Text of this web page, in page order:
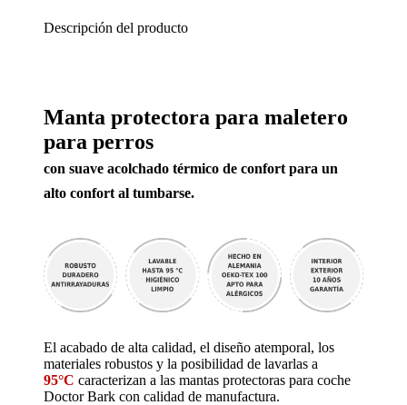
Descripción del producto
Manta protectora para maletero
para perros
con suave acolchado térmico de confort para un
alto confort al tumbarse.
El acabado de alta calidad, el diseño atemporal, los
materiales robustos y la posibilidad de lavarlas a
95°C caracterizan a las mantas protectoras para coche
Doctor Bark con calidad de manufactura.